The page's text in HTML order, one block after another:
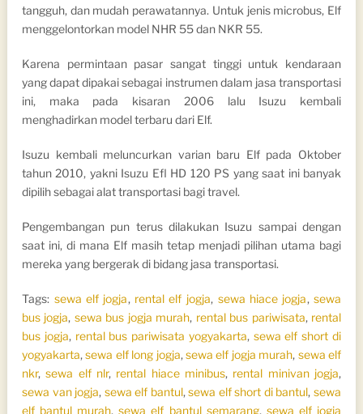
tangguh, dan mudah perawatannya. Untuk jenis microbus, Elf
menggelontorkan model NHR 55 dan NKR 55.
Karena permintaan pasar sangat tinggi untuk kendaraan
yang dapat dipakai sebagai instrumen dalam jasa transportasi
ini, maka pada kisaran 2006 lalu Isuzu kembali
menghadirkan model terbaru dari Elf.
Isuzu kembali meluncurkan varian baru Elf pada Oktober
tahun 2010, yakni Isuzu Efl HD 120 PS yang saat ini banyak
dipilih sebagai alat transportasi bagi travel.
Pengembangan pun terus dilakukan Isuzu sampai dengan
saat ini, di mana Elf masih tetap menjadi pilihan utama bagi
mereka yang bergerak di bidang jasa transportasi.
Tags: sewa elf jogja, rental elf jogja, sewa hiace jogja, sewa
bus jogja, sewa bus jogja murah, rental bus pariwisata, rental
bus jogja, rental bus pariwisata yogyakarta, sewa elf short di
yogyakarta,sewa elf long jogja,sewa elf jogja murah, sewa elf
nkr,sewa elf nlr, rental hiace minibus, rental minivan jogja,
sewa van jogja, sewa elf bantul,sewa elf short di bantul, sewa
elf bantul murah,sewa elf bantul semarang, sewa elf jogja